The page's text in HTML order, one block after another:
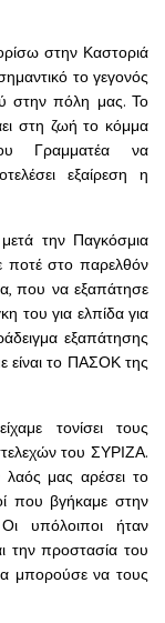
στην Καστοριά
το γεγονός
στην πόλη μας. Το
στη ζωή το κόμμα
Γραμματέα να
εξαίρεση η
την Παγκόσμια
ποτέ στο παρελθόν
που να εξαπάτησε
του για ελπίδα για
εξαπάτησης
είναι το ΠΑΣΟΚ της
τονίσει τους
του ΣΥΡΙΖΑ.
μας αρέσει το
που βγήκαμε στην
υπόλοιποι ήταν
την προστασία του
μπορούσε να τους